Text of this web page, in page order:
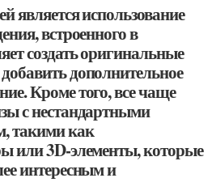
является использование
встроенного в
создать оригинальные
дополнительное
Кроме того, все чаще
с нестандартными
такими как
или 3D-элементы, которые
интересным и